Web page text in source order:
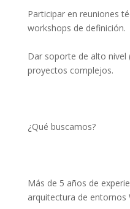
Participar en reuniones
workshops de definición.
Dar soporte de alto nivel
proyectos complejos.
¿Qué buscamos?
Más de 5 años de
arquitectura de entornos